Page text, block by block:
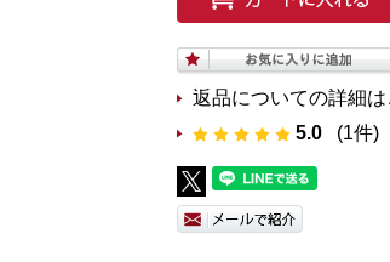
返品についての詳細は
5.0
(1件)